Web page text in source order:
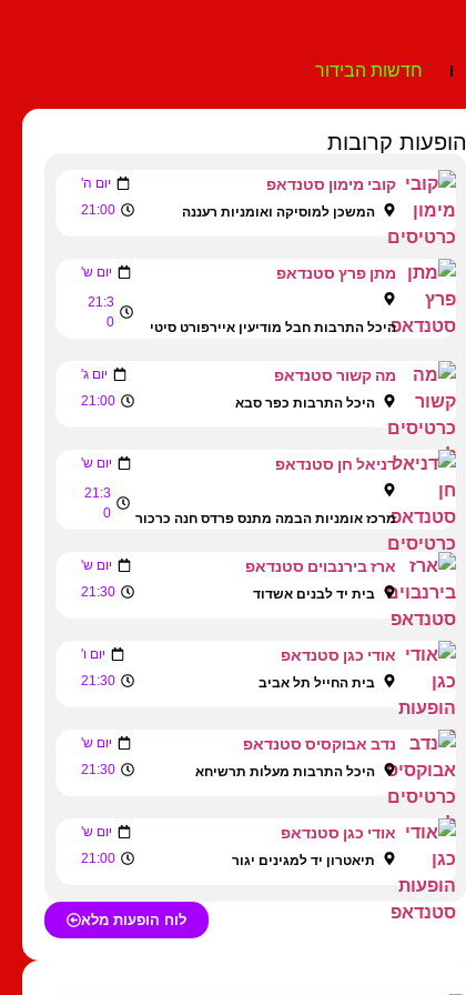
חדשות הבידור
הופעות קרובות
קובי מימון סטנדאפ יום ה'
המשכן למוסיקה ואומניות רעננה 21:00
מתן פרץ סטנדאפ יום ש'
היכל התרבות חבל מודיעין איירפורט סיטי
21:3
0
מה קשור סטנדאפ יום ג'
היכל התרבות כפר סבא 21:00
דניאל חן סטנדאפ יום ש'
מרכז אומניות הבמה מתנס פרדס חנה כרכור
21:3
0
ארז בירנבוים סטנדאפ יום ש'
בית יד לבנים אשדוד 21:30
אודי כגן סטנדאפ יום ו'
בית החייל תל אביב 21:30
נדב אבוקסיס סטנדאפ יום ש'
היכל התרבות מעלות תרשיחא 21:30
אודי כגן סטנדאפ יום ש'
תיאטרון יד למגינים יגור 21:00
לוח הופעות מלא